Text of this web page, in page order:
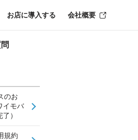
お店に導入する 会社概要
のお
イモバ
）
規約